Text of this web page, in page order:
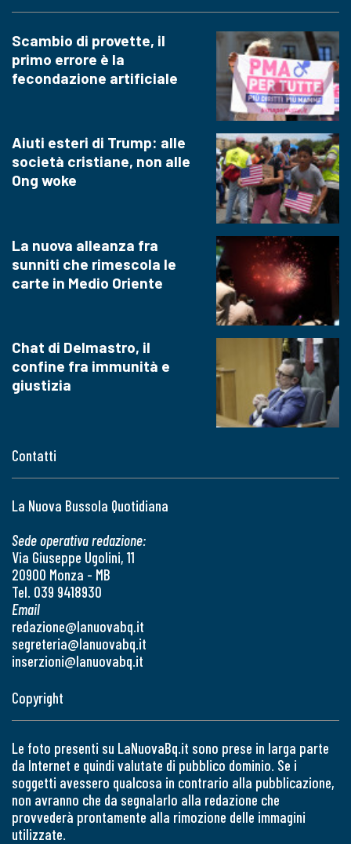
Contatti
La Nuova Bussola Quotidiana
Sede operativa redazione:
Via Giuseppe Ugolini, 11
20900 Monza - MB
Tel. 039 9418930
Email
redazione@lanuovabq.it
segreteria@lanuovabq.it
inserzioni@lanuovabq.it
Scambio di provette, il
primo errore è la
fecondazione artificiale
Aiuti esteri di Trump: alle
società cristiane, non alle
Ong woke
La nuova alleanza fra
sunniti che rimescola le
carte in Medio Oriente
Chat di Delmastro, il
confine fra immunità e
giustizia
Copyright
Le foto presenti su LaNuovaBq.it sono prese in larga parte
da Internet e quindi valutate di pubblico dominio. Se i
soggetti avessero qualcosa in contrario alla pubblicazione,
non avranno che da segnalarlo alla redazione che
provvederà prontamente alla rimozione delle immagini
utilizzate.